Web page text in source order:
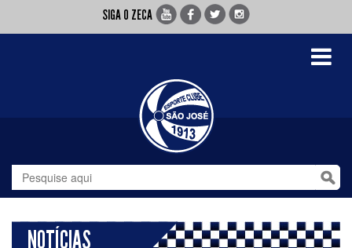
SIGA O ZECA
Toggle
NOTÍCIAS